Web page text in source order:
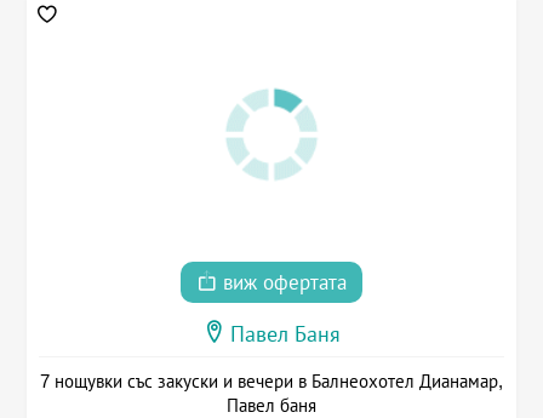
виж офертата
Павел Баня
7 нощувки със закуски и вечери в Балнеохотел Дианамар,
Павел баня